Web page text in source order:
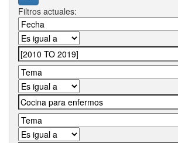
Filtros actuales: